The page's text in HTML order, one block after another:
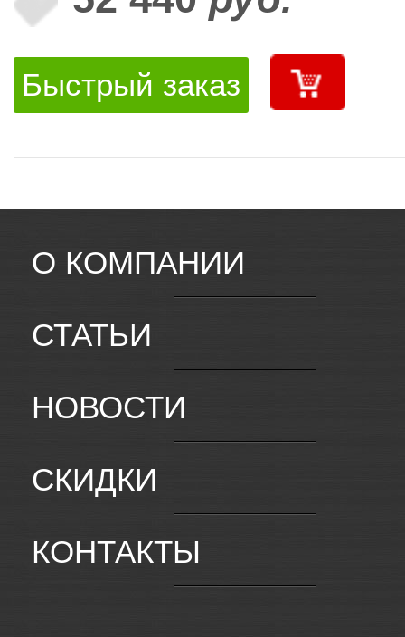
Быстрый заказ
О КОМПАНИИ
СТАТЬИ
НОВОСТИ
СКИДКИ
КОНТАКТЫ